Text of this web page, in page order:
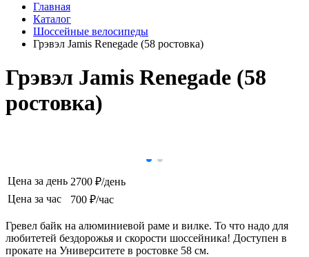
Главная
Каталог
Шоссейные велосипеды
Грэвэл Jamis Renegade (58 ростовка)
Грэвэл Jamis Renegade (58
ростовка)
Цена за день 2700 ₽/день
Цена за час
700 ₽/час
Гревел байк на алюминиевой раме и вилке. То что надо для
любитетей бездорожья и скорости шоссейника! Доступен в
прокате на Университете в ростовке 58 см.